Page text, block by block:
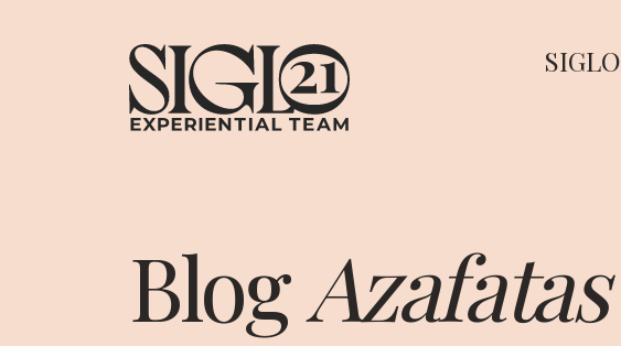
SIGLO
BlogAzafatas